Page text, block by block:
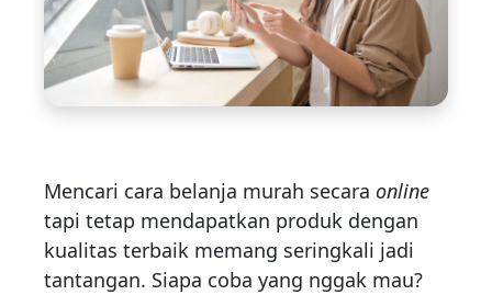
Mencari cara belanja murah secara online
tapi tetap mendapatkan produk dengan
kualitas terbaik memang seringkali jadi
tantangan. Siapa coba yang nggak mau?